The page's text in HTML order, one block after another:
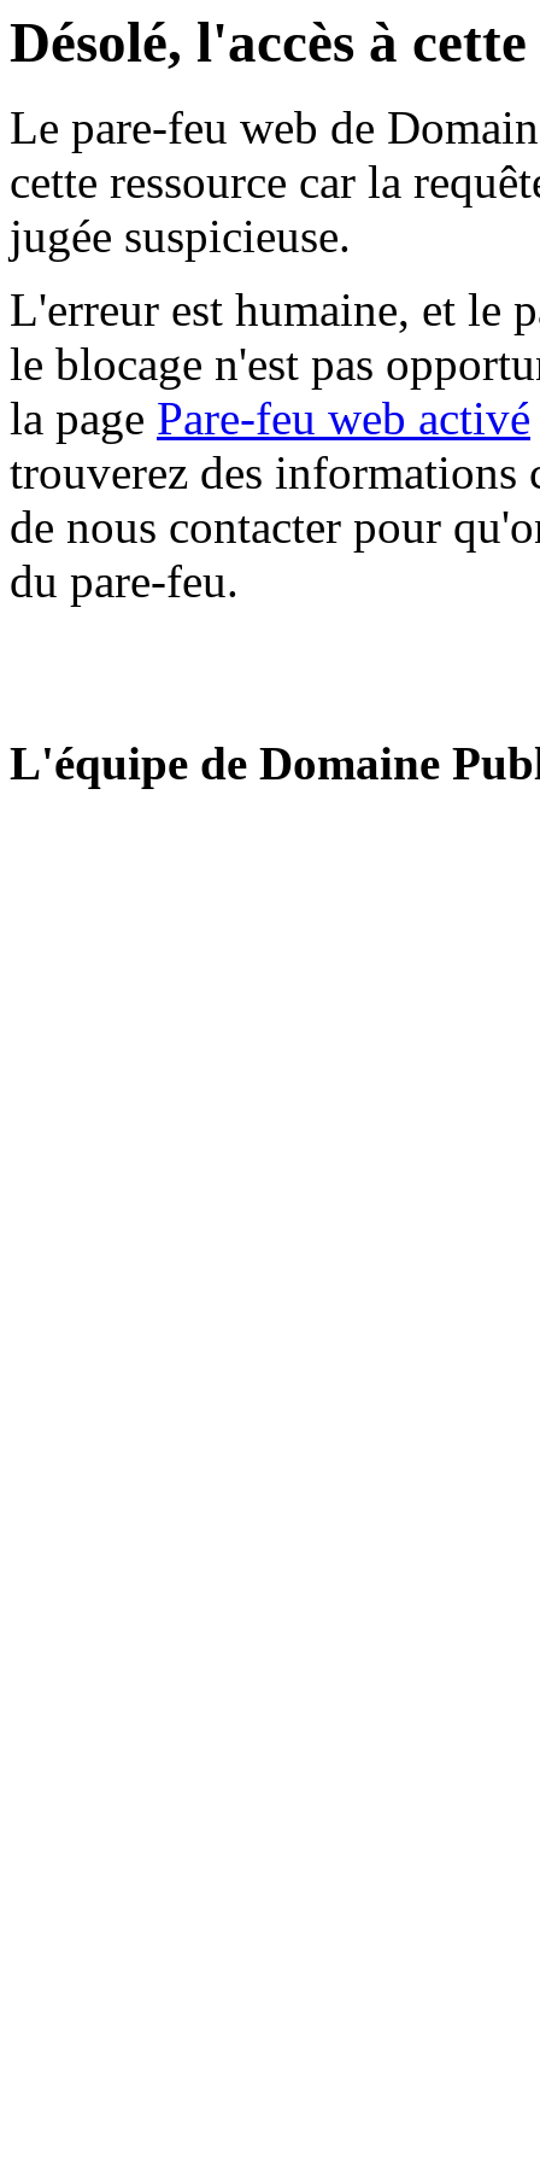
Désolé, l'accès à
Le pare-feu web de
cette ressource car la
jugée suspicieuse.
L'erreur est humaine, et le
le blocage n'est pas
la page Pare-feu web activé
trouverez des informations
de nous contacter pour
du pare-feu.
L'équipe de Domaine